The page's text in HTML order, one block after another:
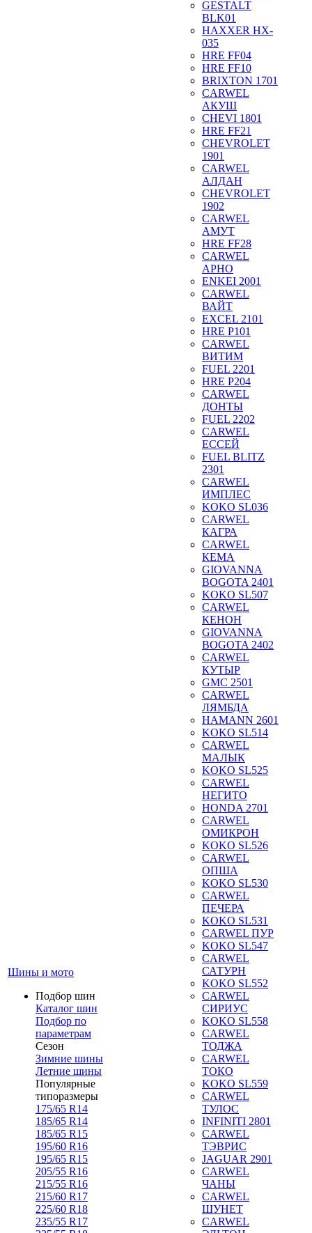
Шины и мото
Подбор шин
Каталог шин
Подбор по
параметрам
Сезон
Зимние шины
Летние шины
Популярные
типоразмеры
175/65 R14
185/65 R14
185/65 R15
195/60 R16
195/65 R15
205/55 R16
215/55 R16
215/60 R17
225/60 R18
235/55 R17
GESTALT
BLK01
HAXXER HX-
035
HRE FF04
HRE FF10
BRIXTON 1701
CARWEL
АКУШ
CHEVI 1801
HRE FF21
CHEVROLET
1901
CARWEL
АЛДАН
CHEVROLET
1902
CARWEL
АМУТ
HRE FF28
CARWEL
АРНО
ENKEI 2001
CARWEL
ВАЙТ
EXCEL 2101
HRE P101
CARWEL
ВИТИМ
FUEL 2201
HRE P204
CARWEL
ДОНТЫ
FUEL 2202
CARWEL
ЕССЕЙ
FUEL BLITZ
2301
CARWEL
ИМПЛЕС
KOKO SL036
CARWEL
КАГРА
CARWEL
КЕМА
GIOVANNA
BOGOTA 2401
KOKO SL507
CARWEL
КЕНОН
GIOVANNA
BOGOTA 2402
CARWEL
КУТЫР
GMC 2501
CARWEL
ЛЯМБДА
HAMANN 2601
KOKO SL514
CARWEL
МАЛЫК
KOKO SL525
CARWEL
НЕГИТО
HONDA 2701
CARWEL
ОМИКРОН
KOKO SL526
CARWEL
ОПША
KOKO SL530
CARWEL
ПЕЧЕРА
KOKO SL531
CARWEL ПУР
KOKO SL547
CARWEL
САТУРН
KOKO SL552
CARWEL
СИРИУС
KOKO SL558
CARWEL
ТОДЖА
CARWEL
ТОКО
KOKO SL559
CARWEL
ТУЛОС
INFINITI 2801
CARWEL
ТЭВРИС
JAGUAR 2901
CARWEL
ЧАНЫ
CARWEL
ШУНЕТ
CARWEL